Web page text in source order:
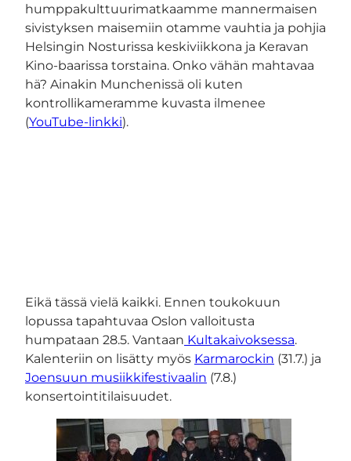
humppakulttuurimatkaamme mannermaisen
sivistyksen maisemiin otamme vauhtia ja pohjia
Helsingin Nosturissa keskiviikkona ja Keravan
Kino-baarissa torstaina. Onko vähän mahtavaa
hä? Ainakin Munchenissä oli kuten
kontrollikameramme kuvasta ilmenee
(YouTube-linkki).
Eikä tässä vielä kaikki. Ennen toukokuun
lopussa tapahtuvaa Oslon valloitusta
humpataan 28.5. Vantaan Kultakaivoksessa.
Kalenteriin on lisätty myös Karmarockin (31.7.) ja
Joensuun musiikkifestivaalin (7.8.)
konsertointitilaisuudet.